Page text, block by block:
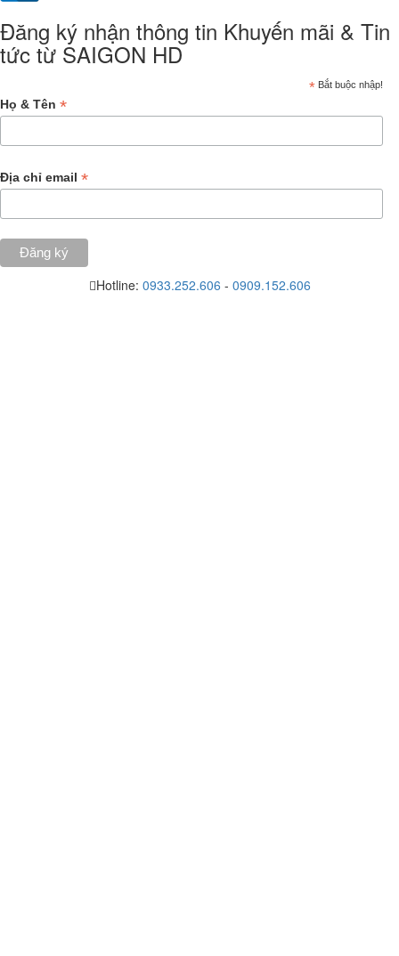
Đăng ký nhận thông tin Khuyến mãi & Tin
tức từ SAIGON HD
* Bắt buộc nhập!
Họ & Tên *
Địa chỉ email *
Hotline: 0933.252.606 - 0909.152.606